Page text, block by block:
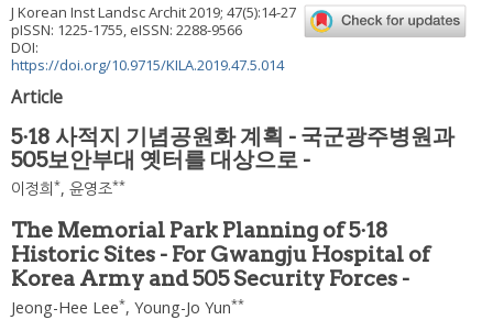
l
e
g
J Korean Inst Landsc Archit2019; 47(5):14-27
pISSN: 1225-1755, eISSN: 2288-9566
DOI:
https://doi.org/10.9715/KILA.2019.47.5.014
Article
5·18 사적지 기념공원화 계획 - 국군광주병원과
505보안부대 옛터를 대상으로 -
이정희 *, 윤영조**
The Memorial Park Planning of 5·18
Historic Sites - For Gwangju Hospital of
Korea Army and 505 Security Forces -
Jeong-Hee Lee*, Young-Jo Yun**